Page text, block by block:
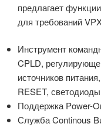
предлагает
для требований
Инструмент
CPLD,
источников
RESET,
Поддержка Power-
Служба Continous